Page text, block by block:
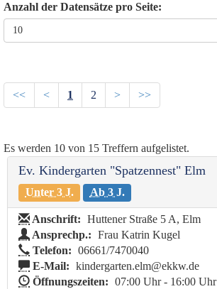
Anzahl der Datensätze pro Seite:
10
<< < 1 2 > >>
Es werden 10 von 15 Treffern aufgelistet.
Ev. Kindergarten "Spatzennest" Elm
Unter 3 J. Ab 3 J.
Anschrift: Huttener Straße 5 A, Elm
Ansprechp.: Frau Katrin Kugel
Telefon: 06661/7470040
E-Mail: kindergarten.elm@ekkw.de
Öffnungszeiten: 07:00 Uhr - 16:00 Uhr